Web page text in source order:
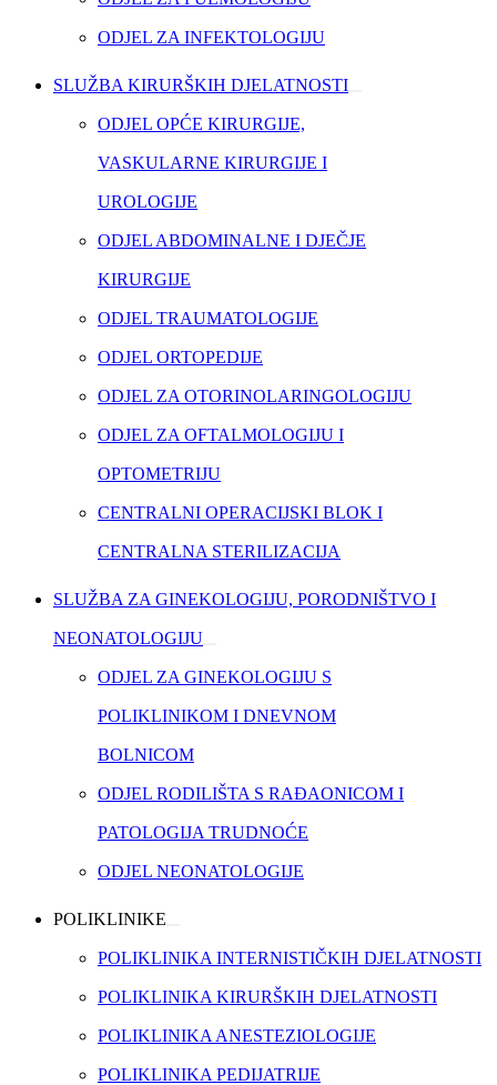
ODJEL ZA INFEKTOLOGIJU
SLUŽBA KIRURŠKIH DJELATNOSTI
ODJEL OPĆE KIRURGIJE,
VASKULARNE KIRURGIJE I
UROLOGIJE
ODJEL ABDOMINALNE I DJEČJE
KIRURGIJE
ODJEL TRAUMATOLOGIJE
ODJEL ORTOPEDIJE
ODJEL ZA OTORINOLARINGOLOGIJU
ODJEL ZA OFTALMOLOGIJU I
OPTOMETRIJU
CENTRALNI OPERACIJSKI BLOK I
CENTRALNA STERILIZACIJA
SLUŽBA ZA GINEKOLOGIJU, PORODNIŠTVO I
NEONATOLOGIJU
ODJEL ZA GINEKOLOGIJU S
POLIKLINIKOM I DNEVNOM
BOLNICOM
ODJEL RODILIŠTA S RAĐAONICOM I
PATOLOGIJA TRUDNOĆE
ODJEL NEONATOLOGIJE
POLIKLINIKE
POLIKLINIKA INTERNISTIČKIH DJELATNOSTI
POLIKLINIKA KIRURŠKIH DJELATNOSTI
POLIKLINIKA ANESTEZIOLOGIJE
POLIKLINIKA PEDIJATRIJE